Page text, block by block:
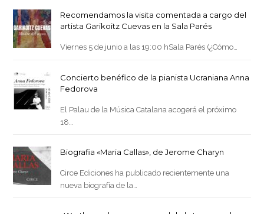
Recomendamos la visita comentada a cargo del
artista Garikoitz Cuevas en la Sala Parés
Viernes 5 de junio a las 19:00 hSala Parés (¿Cómo…
Concierto benéfico de la pianista Ucraniana Anna
Fedorova
El Palau de la Música Catalana acogerá el próximo
18…
Biografia «Maria Callas», de Jerome Charyn
Circe Ediciones ha publicado recientemente una
nueva biografía de la…